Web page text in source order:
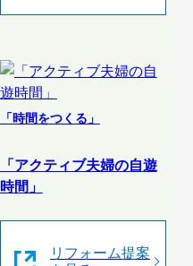
「時間をつくる」
「アクティブ夫婦の自遊
時間」
リフォーム提案